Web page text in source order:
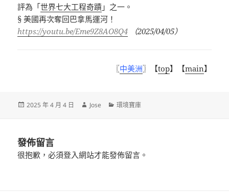
評為「世界七大工程奇蹟 」之一。
§美國再次奪回巴拿馬運河！
https://youtu.be/Eme9Z8AO8Q4
（2025/04/05）
〖中美洲〗【top】【main】
發
2025 年 4 月 4 日
作
Jose
分
環境寶庫
發佈留言
很抱歉，必須登入網站才能發佈留言。